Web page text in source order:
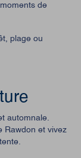
de
plage ou
automnale.
Rawdon et vivez